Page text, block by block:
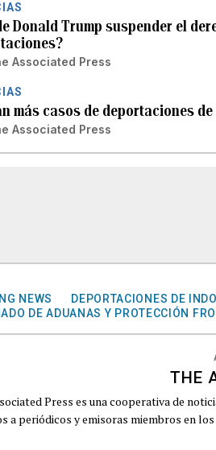
Donald Trump suspender el
Associated Press
más casos de deportaciones
Associated Press
NEWS DEPORTACIONES DE
DE ADUANAS Y PROTECCIÓN
THE
Press es una cooperativa de
a periódicos y emisoras miembros en